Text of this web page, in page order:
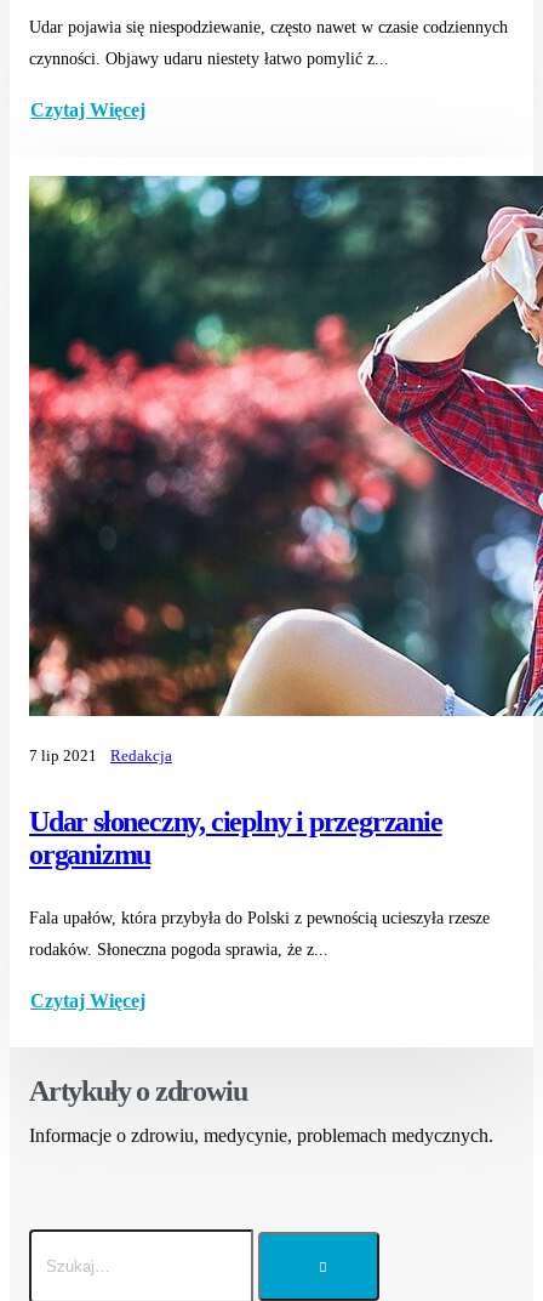
Udar pojawia się niespodziewanie, często nawet w czasie codziennych
czynności. Objawy udaru niestety łatwo pomylić z...
Czytaj Więcej
Udar słoneczny, cieplny i przegrzanie
organizmu
7 lip 2021 Redakcja
Fala upałów, która przybyła do Polski z pewnością ucieszyła rzesze
rodaków. Słoneczna pogoda sprawia, że z...
Czytaj Więcej
Artykuły o zdrowiu
Informacje o zdrowiu, medycynie, problemach medycznych.